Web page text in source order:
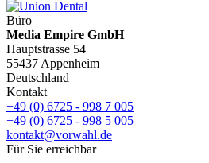
Büro
Media Empire GmbH
Hauptstrasse 54
55437 Appenheim
Deutschland
Kontakt
+49 (0) 6725 - 998 7 005
+49 (0) 6725 - 998 5 005
kontakt@vorwahl.de
Für Sie erreichbar